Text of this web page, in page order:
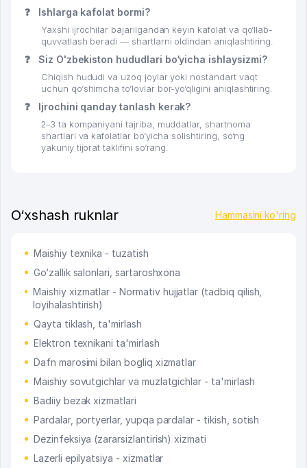
❓ Ishlarga kafolat bormi?
Yaxshi ijrochilar bajarilgandan keyin kafolat va qo‘llab-
quvvatlash beradi — shartlarni oldindan aniqlashtiring.
❓ Siz O'zbekiston hududlari bo‘yicha ishlaysizmi?
Chiqish hududi va uzoq joylar yoki nostandart vaqt
uchun qo‘shimcha to‘lovlar bor-yo‘qligini aniqlashtiring.
❓ Ijrochini qanday tanlash kerak?
2–3 ta kompaniyani tajriba, muddatlar, shartnoma
shartlari va kafolatlar bo‘yicha solishtiring, so‘ng
yakuniy tijorat taklifini so‘rang.
O‘xshash ruknlar Hammasini ko'ring
Maishiy texnika - tuzatish
Go‘zallik salonlari, sartaroshxona
Maishiy xizmatlar - Normativ hujjatlar (tadbiq qilish,
loyihalashtirish)
Qayta tiklash, ta'mirlash
Elektron texnikani ta'mirlash
Dafn marosimi bilan bogliq xizmatlar
Maishiy sovutgichlar va muzlatgichlar - ta'mirlash
Badiiy bezak xizmatlari
Pardalar, portyerlar, yupqa pardalar - tikish, sotish
Dezinfeksiya (zararsizlantirish) xizmati
Lazerli epilyatsiya - xizmatlar